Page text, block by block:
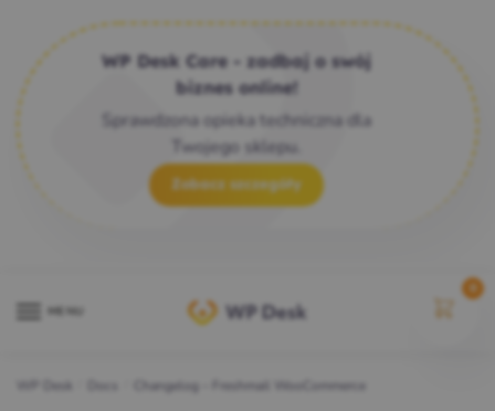
WP Desk Care - zadbaj o swój
biznes online!
Sprawdzona opieka techniczna dla
Twojego sklepu.
Zobacz szczegóły
WP Desk Docs Changelog – Freshmail WooCommerce